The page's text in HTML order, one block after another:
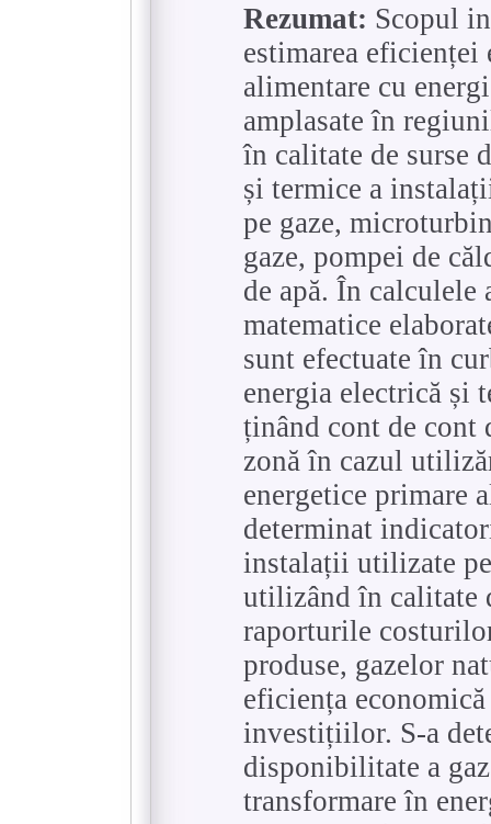
Rezumat: Scopul
estimarea eficienței
alimentare cu
amplasate în
în calitate de surse
și termice a
pe gaze,
gaze, pompei de
de apă. În
matematice
sunt efectuate în
energia electrică și
ținând cont de
zonă în cazul
energetice primare
determinat
instalații utilizate
utilizând în calitate
raporturile
produse, gazelor
eficiența
investițiilor. S-a
disponibilitate a
transformare în